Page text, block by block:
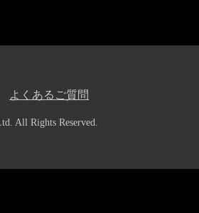
よくあるご質問
All Rights Reserved.